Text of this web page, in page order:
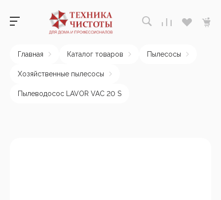
Главная Каталог товаров Пылесосы
Хозяйственные пылесосы
Пылеводосос LAVOR VAC 20 S